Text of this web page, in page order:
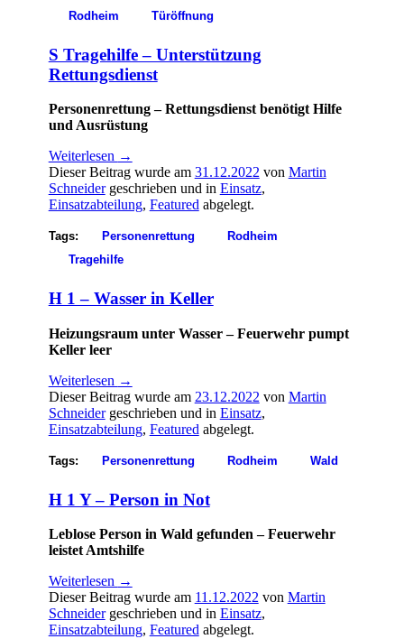
Rodheim
Türöffnung
S Tragehilfe – Unterstützung
Rettungsdienst
Personenrettung – Rettungsdienst benötigt Hilfe
und Ausrüstung
Weiterlesen →
Dieser Beitrag wurde am 31.12.2022von Martin
Schneidergeschrieben und in Einsatz,
Einsatzabteilung, Featuredabgelegt.
Tags: Personenrettung
Rodheim
Tragehilfe
H 1 – Wasser in Keller
Heizungsraum unter Wasser – Feuerwehr pumpt
Keller leer
Weiterlesen →
Dieser Beitrag wurde am 23.12.2022 von Martin
Schneidergeschrieben und in Einsatz,
Einsatzabteilung, Featured abgelegt.
Tags: Personenrettung Rodheim Wald
H 1 Y – Person in Not
Leblose Person in Wald gefunden – Feuerwehr
leistet Amtshilfe
Weiterlesen →
Dieser Beitrag wurde am 11.12.2022 von Martin
Schneidergeschrieben und in Einsatz,
Einsatzabteilung, Featured abgelegt.